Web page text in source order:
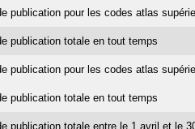
publication pour les codes atlas
publication totale en tout temps
publication pour les codes atlas
publication totale en tout temps
publication totale entre le 1 avril et le